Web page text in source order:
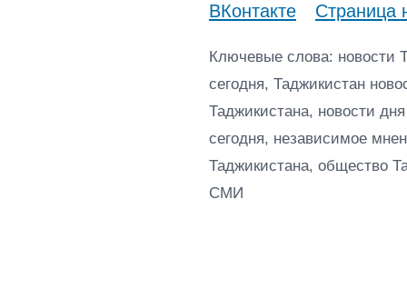
ВКонтакте
Страница
Ключевые слова: новости
сегодня, Таджикистан
Таджикистана, новости
сегодня, независимое
Таджикистана, общество
СМИ